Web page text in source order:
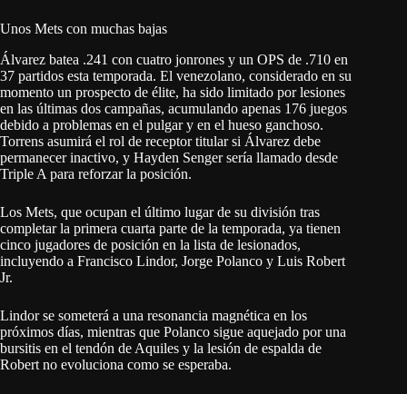
Unos Mets con muchas bajas
Álvarez batea .241 con cuatro jonrones y un OPS de .710 en
37 partidos esta temporada. El venezolano, considerado en su
momento un prospecto de élite, ha sido limitado por lesiones
en las últimas dos campañas, acumulando apenas 176 juegos
debido a problemas en el pulgar y en el hueso ganchoso.
Torrens asumirá el rol de receptor titular si Álvarez debe
permanecer inactivo, y Hayden Senger sería llamado desde
Triple A para reforzar la posición.
Los Mets, que ocupan el último lugar de su división tras
completar la primera cuarta parte de la temporada, ya tienen
cinco jugadores de posición en la lista de lesionados,
incluyendo a Francisco Lindor, Jorge Polanco y Luis Robert
Jr.
Lindor se someterá a una resonancia magnética en los
próximos días, mientras que Polanco sigue aquejado por una
bursitis en el tendón de Aquiles y la lesión de espalda de
Robert no evoluciona como se esperaba.